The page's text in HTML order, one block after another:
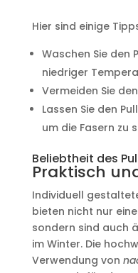
Hier sind einige
Waschen Sie den
niedriger
Vermeiden Sie
Lassen Sie den
um die Fasern zu
Beliebtheit des
Praktisch
Individuell
bieten nicht nur
sondern sind auch
im Winter. Die
Verwendung von